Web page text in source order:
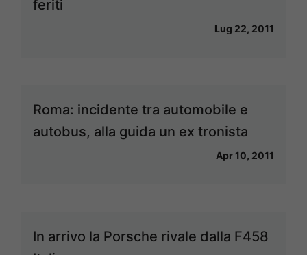
feriti
Lug 22, 2011
Roma: incidente tra automobile e
autobus, alla guida un ex tronista
Apr 10, 2011
In arrivo la Porsche rivale dalla F458